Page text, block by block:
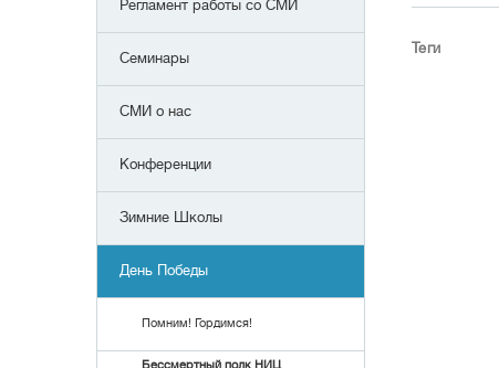
Регламент работы со СМИ
Семинары
СМИ о нас
Конференции
Зимние Школы
День Победы
Помним! Гордимся!
Теги